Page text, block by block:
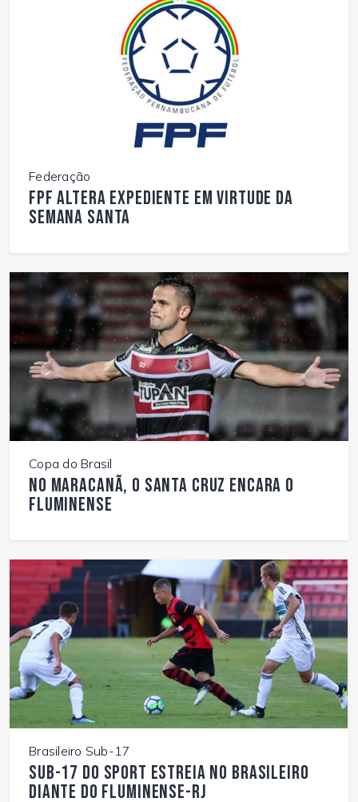
Federação
FPF altera expediente em virtude da
Semana Santa
Copa do Brasil
No Maracanã, o Santa Cruz encara o
Fluminense
Brasileiro Sub-17
Sub-17 do Sport estreia no Brasileiro
diante do Fluminense-RJ